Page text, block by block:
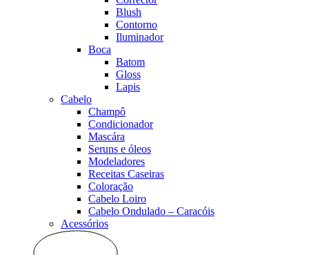
Blush
Contorno
Iluminador
Boca
Batom
Gloss
Lapis
Cabelo
Champô
Condicionador
Mascára
Seruns e óleos
Modeladores
Receitas Caseiras
Coloração
Cabelo Loiro
Cabelo Ondulado – Caracóis
Acessórios